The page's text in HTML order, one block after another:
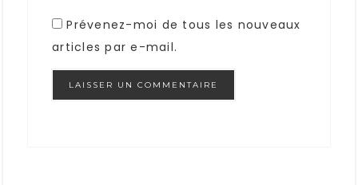
Prévenez-moi de tous les nouveaux
articles par e-mail.